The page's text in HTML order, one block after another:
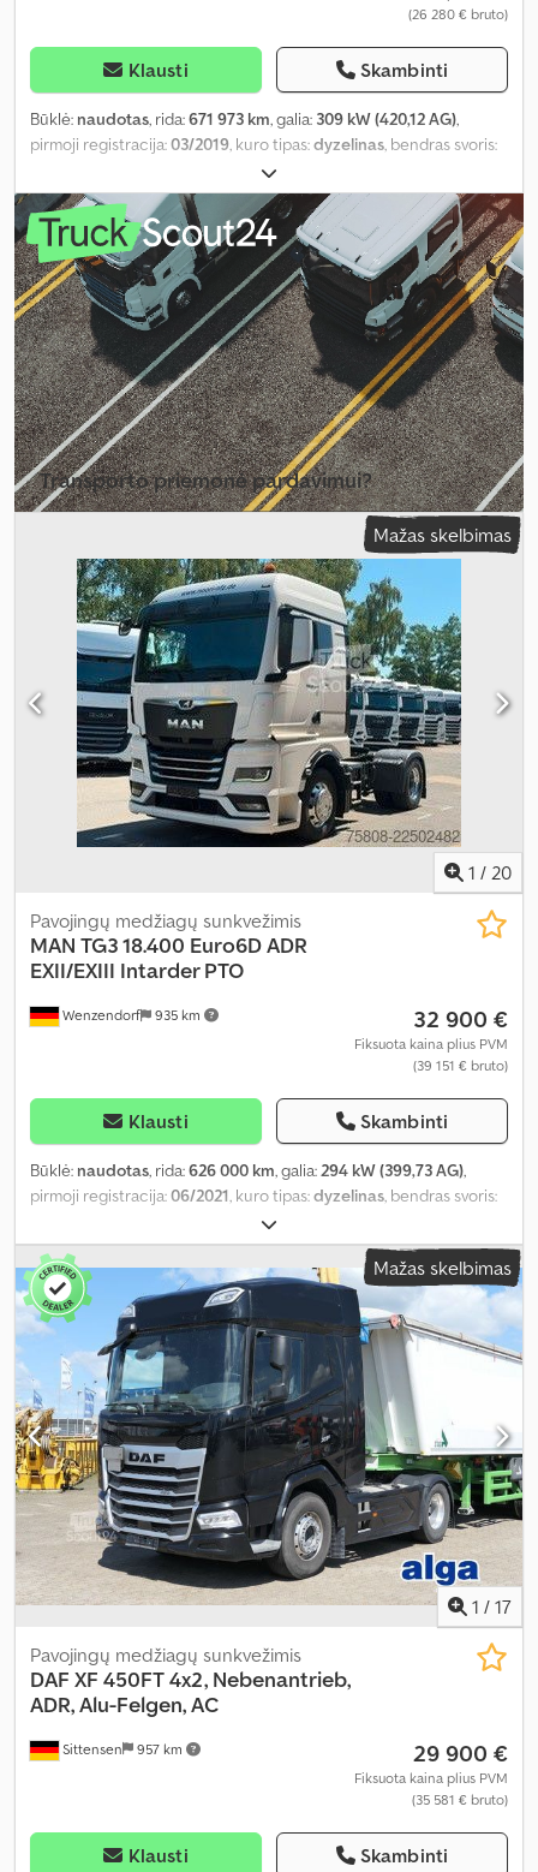
(26 280 € bruto)
Klausti Skambinti
Būklė: naudotas, rida:671 973 km, galia: 309 kW (420,12 AG),
pirmoji registracija:03/2019, kuro tipas:dyzelinas, bendras svoris:
4x2, ratų bazė:
balta, vairuotojo kabina:miegamoji kabina, pavaros tipas:
automatinis , emisijos klasė:Euro 6 , pakaba: plienas-oras, Gamybos
metai:2019, Įranga:ABS, autonominis šildytuvas, borto
kompiuteris, diferencialo užraktas, hidraulika, kruizo kontrolė,
oro kondicionavimas, trauki kontrolė, žemas triukšmo lygis,
Transporto priemonė pardavimui?
Mažas skelbimas
1 / 20
Wenzendorf 935 km
Pavojingų medžiagų sunkvežimis
MAN TG3 18.400 Euro6D ADR
EXII/EXIII Intarder PTO
32 900 €
Fiksuota kaina plius PVM
(39 151 € bruto)
Klausti Skambinti
Būklė: naudotas, rida:626 000 km, galia:294 kW (399,73 AG),
pirmoji registracija:06/2021, kuro tipas:dyzelinas, bendras svoris:
2 ašys
balta, pavaros tipas:automatinis, emisijos klasė:Euro 6, Gamybos
metai:2021, Įranga:ABS, autonominis šildytuvas, elektroninė
stabilumo programa (ESP), navigacijos sistema, oro
kondicionavimas
Mažas skelbimas
1 / 17
Sittensen 957 km
Pavojingų medžiagų sunkvežimis
DAF XF 450FT 4x2, Nebenantrieb,
ADR, Alu-Felgen, AC
29 900 €
Fiksuota kaina plius PVM
(35 581 € bruto)
Klausti Skambinti